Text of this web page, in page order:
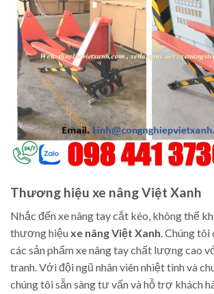
Thương hiệu xe nâng Việt Xanh
Nhắc đến xe nâng tay cắt kéo, không thể
thương hiệuxe nâng Việt Xanh. Chúng tôi
các sản phẩm xe nâng tay chất lượng cao
tranh. Với đội ngũ nhân viên nhiệt tình và
chúng tôi sẵn sàng tư vấn và hỗ trợ khách